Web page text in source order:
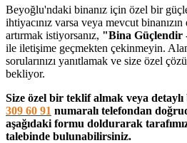
Beyoğlu'ndaki binanız için özel bir
ihtiyacınız varsa veya mevcut binanızın
artırmak istiyorsanız, "Bina Güçlendir
ile iletişime geçmekten çekinmeyin.
sorularınızı yanıtlamak ve size özel
bekliyor.
Size özel bir teklif almak veya
309 60 91 numaralı telefondan
aşağıdaki formu doldurarak
talebinde bulunabilirsiniz.